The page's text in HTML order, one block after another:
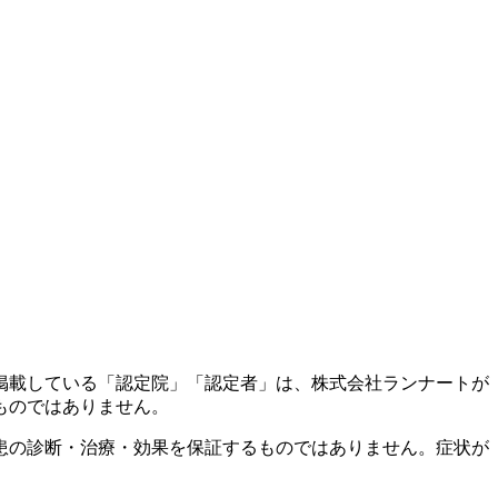
している「認定院」「認定者」は、株式会社ランナートが
ではありません。
診断・治療・効果を保証するものではありません。症状が